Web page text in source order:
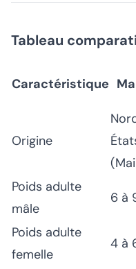
Tableau
Caractéristique
Origine
Poids adulte
mâle
6 à
Poids adulte
femelle
4 à